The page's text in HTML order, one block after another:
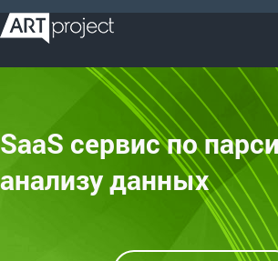
SaaS сервис по
анализу данных